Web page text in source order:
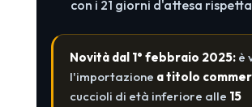
con i 21 giorni d'attesa
Novità dal 1° febbraio 2025:è
l'importazione a titolo
cuccioli di età inferiore alle 15